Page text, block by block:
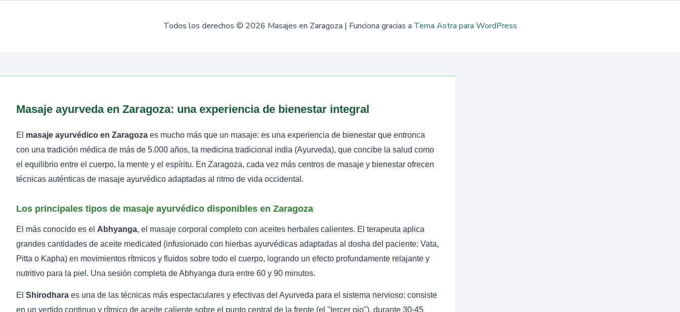
Todos los derechos © 2026 Masajes en Zaragoza | Funciona gracias a Tema Astra para WordPress
Masaje ayurveda en Zaragoza: una experiencia de bienestar integral
El masaje ayurvédico en Zaragoza es mucho más que un masaje: es una experiencia de bienestar que entronca
con una tradición médica de más de 5.000 años, la medicina tradicional india (Ayurveda), que concibe la salud como
el equilibrio entre el cuerpo, la mente y el espíritu. En Zaragoza, cada vez más centros de masaje y bienestar ofrecen
técnicas auténticas de masaje ayurvédico adaptadas al ritmo de vida occidental.
Los principales tipos de masaje ayurvédico disponibles en Zaragoza
El más conocido es el Abhyanga, el masaje corporal completo con aceites herbales calientes. El terapeuta aplica
grandes cantidades de aceite medicated (infusionado con hierbas ayurvédicas adaptadas al dosha del paciente: Vata,
Pitta o Kapha) en movimientos rítmicos y fluidos sobre todo el cuerpo, logrando un efecto profundamente relajante y
nutritivo para la piel. Una sesión completa de Abhyanga dura entre 60 y 90 minutos.
El Shirodhara es una de las técnicas más espectaculares y efectivas del Ayurveda para el sistema nervioso: consiste
en un vertido continuo y rítmico de aceite caliente sobre el punto central de la frente (el "tercer ojo"), durante 30-45